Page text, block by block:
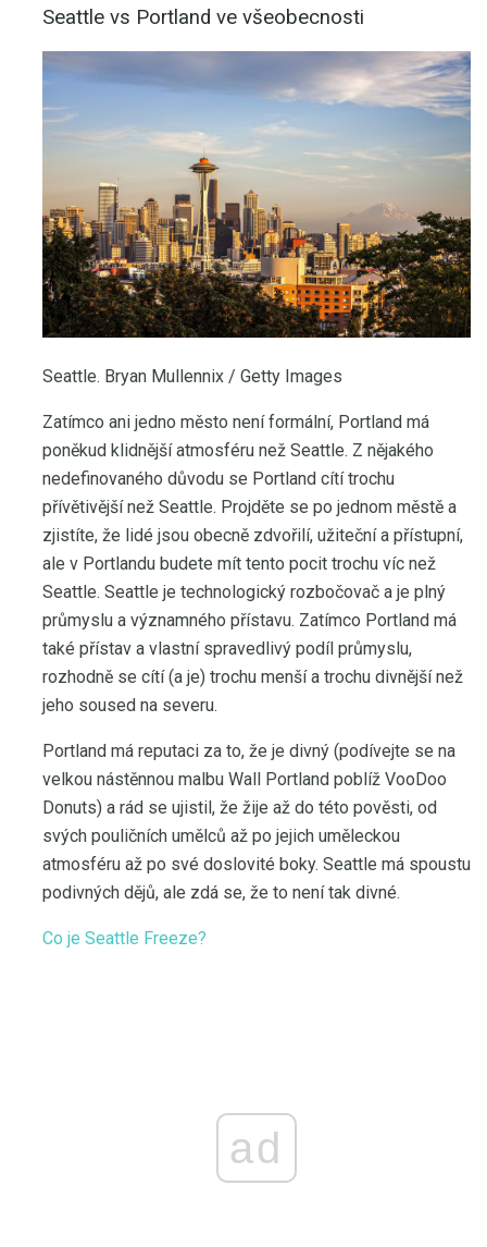
Seattle vs Portland ve všeobecnosti
Seattle. Bryan Mullennix / Getty Images
Zatímco ani jedno město není formální, Portland má
poněkud klidnější atmosféru než Seattle. Z nějakého
nedefinovaného důvodu se Portland cítí trochu
přívětivější než Seattle. Projděte se po jednom městě a
zjistíte, že lidé jsou obecně zdvořilí, užiteční a přístupní,
ale v Portlandu budete mít tento pocit trochu víc než
Seattle. Seattle je technologický rozbočovač a je plný
průmyslu a významného přístavu. Zatímco Portland má
také přístav a vlastní spravedlivý podíl průmyslu,
rozhodně se cítí (a je) trochu menší a trochu divnější než
jeho soused na severu.
Portland má reputaci za to, že je divný (podívejte se na
velkou nástěnnou malbu Wall Portland poblíž VooDoo
Donuts) a rád se ujistil, že žije až do této pověsti, od
svých pouličních umělců až po jejich uměleckou
atmosféru až po své doslovité boky. Seattle má spoustu
podivných dějů, ale zdá se, že to není tak divné.
Co je Seattle Freeze?
ad